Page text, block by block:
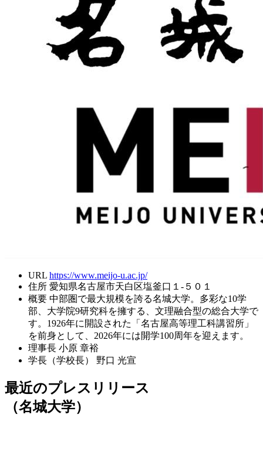
URL https://www.meijo-u.ac.jp/
住所 愛知県名古屋市天白区塩釜口１-５０１
概要 中部圏で最大規模を誇る名城大学。多彩な10学
部、大学院9研究科を擁する、文理融合型の総合大学で
す。1926年に開設された「名古屋高等理工科講習所」
を前身として、2026年には開学100周年を迎えます。
理事長 小原 章裕
学長（学校長）
野口 光宣
最近のプレスリリース
（名城大学）